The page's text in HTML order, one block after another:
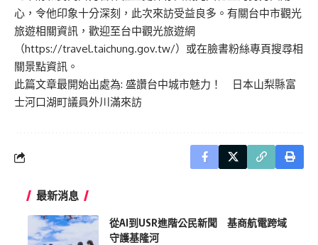
心，令他印象十分深刻，此次來訪受益良多。有關台中市觀光
旅遊相關資訊，歡迎至台中觀光旅遊網
（https://travel.taichung.gov.tw/）或在臉書粉絲專頁搜尋相
關景點資訊。
此篇文章最開始出處為: 盛讚台中城市魅力！ 日本山梨縣富
士河口湖町議員外川滿來訪
最新消息
從AI到USR進階公民新聞 基商航電跨域
守護基隆河